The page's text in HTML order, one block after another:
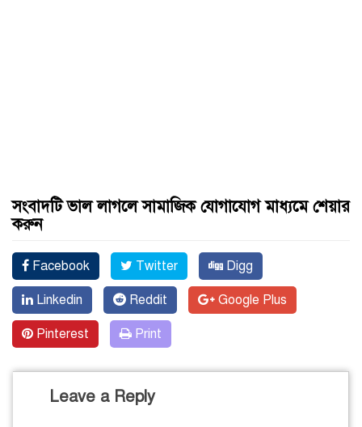
সংবাদটি ভাল লাগলে সামাজিক যোগাযোগ মাধ্যমে শেয়ার
করুন
Facebook Twitter Digg
Linkedin Reddit Google Plus
Pinterest Print
Leave a Reply